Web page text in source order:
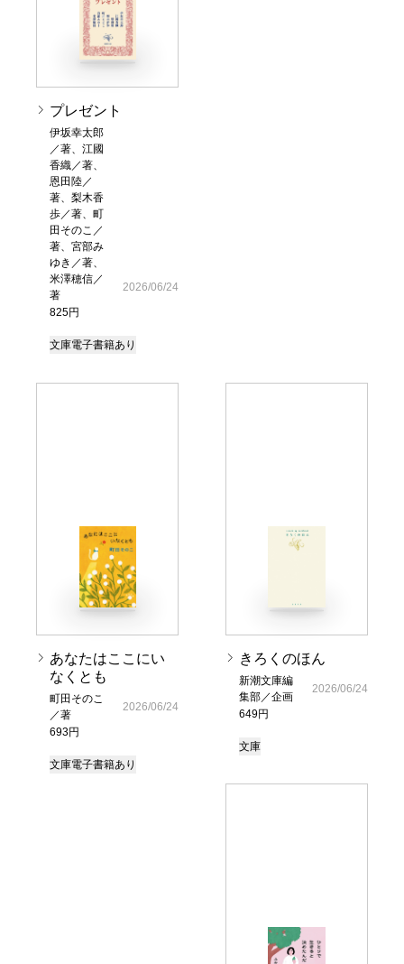
プレゼント
伊坂幸太郎
／著、江國
香織／著、
恩田陸／
著、梨木香
歩／著、町
田そのこ／
著、宮部み
ゆき／著、
米澤穂信／
著
825円
2026/06/24
文庫電子書籍あり
あなたはここにい
なくとも
町田そのこ
／著
693円
2026/06/24
文庫電子書籍あり
きろくのほん
新潮文庫編
集部／企画
649円
2026/06/24
文庫